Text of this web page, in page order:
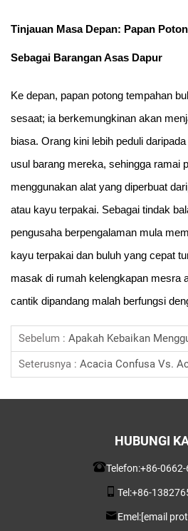
Tinjauan Masa Depan: Papan
Sebagai Barangan Asas Dapur
Ke depan, papan potong tempahan
sesaat; ia berkemungkinan akan
biasa. Orang kini lebih peduli
usul barang mereka, sehingga ramai
menggunakan alat yang diperbuat
atau kayu terpakai. Sebagai tindak
pengusaha berpengalaman mula
kayu terpakai dan buluh yang cepat
masak di rumah kelengkapan mesra
cantik dipandang malah berfungsi
Sebelum : Apakah Kebaikan
Seterusnya : Acacia Confusa Vs. Acacia Mangium: Cara
HUBUNGI
Telefon:+86-
Tel:+86-
Emel:[email